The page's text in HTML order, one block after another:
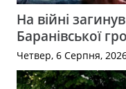
На війні
Баранівської
Четвер, 6 Серпня,